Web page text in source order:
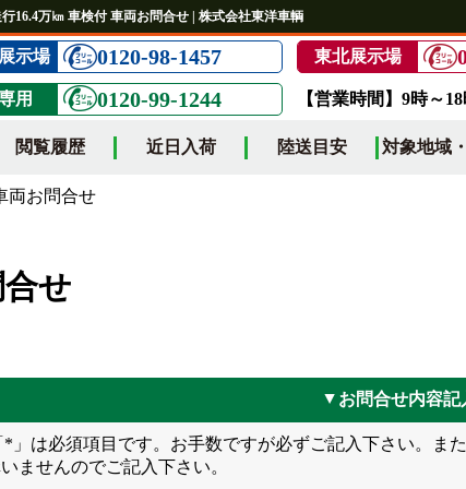
16.4万㎞ 車検付 車両お問合せ | 株式会社東洋車輌
示場 0120-98-1457 東北展示場
用 0120-99-1244 【営業時間】9時～
閲覧履歴 近日入荷 陸送目安 対象地域
お問合せ
せ
▲ お問合せ内容記
」は必須項目です。お手数ですが必ずご記入下さい。ま
ませんのでご記入下さい。